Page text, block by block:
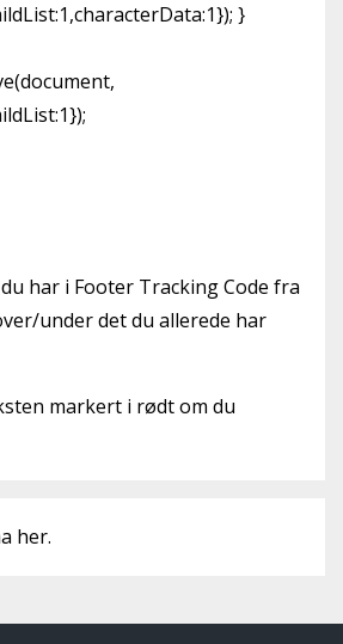
}
har i Footer Tracking Code fra
under det du allerede har
markert i rødt om du